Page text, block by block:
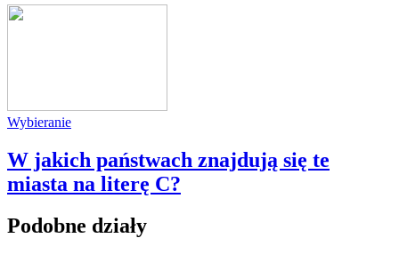
Wybieranie
W jakich państwach znajdują się te
miasta na literę C?
Podobne działy